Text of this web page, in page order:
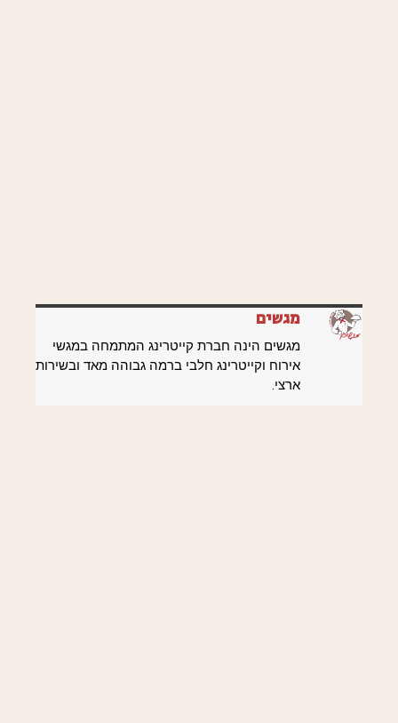
מגשים
מגשים הינה חברת קייטרינג המתמחה במגשי
אירוח וקייטרינג חלבי ברמה גבוהה מאד ובשירות
ארצי.